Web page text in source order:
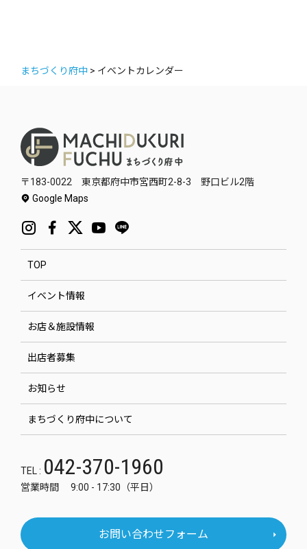
まちづくり府中 > イベントカレンダー
〒183-0022 東京都府中市宮西町2-8-3 野口ビル2階
Google Maps
TOP
イベント情報
お店＆施設情報
出店者募集
お知らせ
まちづくり府中について
TEL : 042-370-1960
営業時間 9:00 - 17:30（平日）
お問い合わせフォーム